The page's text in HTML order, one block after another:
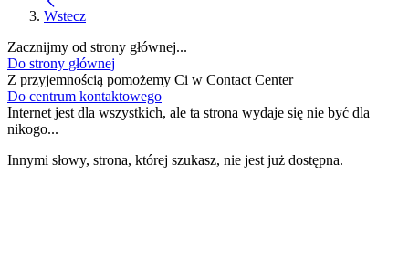
Wstecz
Zacznijmy od strony głównej...
Do strony głównej
Z przyjemnością pomożemy Ci w Contact Center
Do centrum kontaktowego
Internet jest dla wszystkich, ale ta strona wydaje się nie być dla
nikogo...
Innymi słowy, strona, której szukasz, nie jest już dostępna.